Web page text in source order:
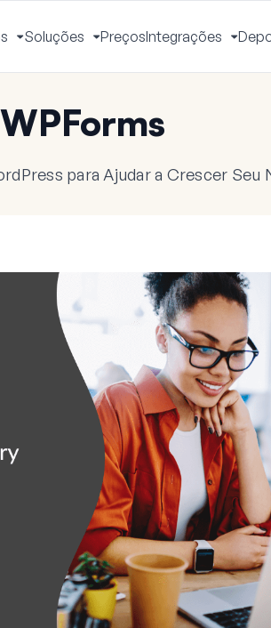
Alternar
Menu
Soluções
Alternar
Menu
PreçosIntegrações
Menu
para Ajudar a Crescer Seu